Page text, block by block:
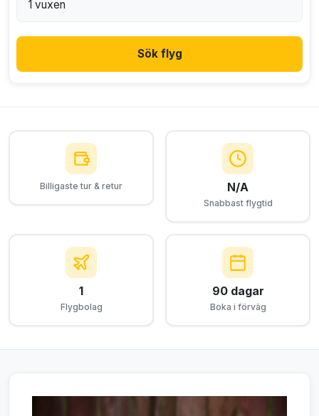
Sök flyg
Billigaste tur & retur N/A
Snabbast flygtid
1
Flygbolag
90 dagar
Boka i förväg